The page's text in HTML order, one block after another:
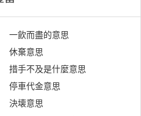
一飲而盡的意思
休棄意思
措手不及是什麼意思
停車代金意思
決壊意思